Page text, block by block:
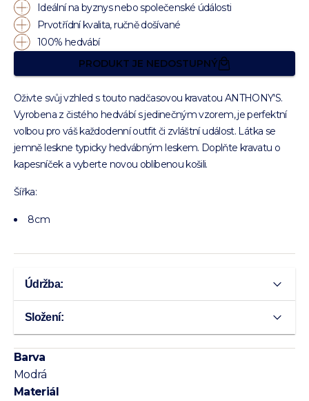
Ideální na byznys nebo společenské údálosti
Prvotřídní kvalita, ručně došívané
100% hedvábí
PRODUKT JE NEDOSTUPNÝ
Oživte svůj vzhled s touto nadčasovou kravatou ANTHONY'S.
Vyrobena z čistého hedvábí s jedinečným vzorem, je perfektní
volbou pro váš každodenní outfit či zvláštní událost. Látka se
jemně leskne typicky hedvábným leskem. Doplňte kravatu o
kapesníček a vyberte novou oblíbenou košili.
Šířka:
8cm
Údržba:
Složení:
Barva
Modrá
Materiál